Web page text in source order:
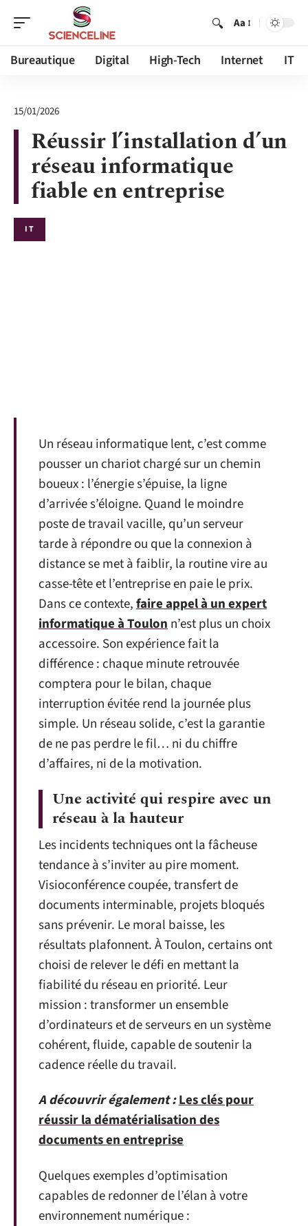
Aa
Bureautique Digital High-Tech Internet IT
15/01/2026
Réussir l’installation d’un
réseau informatique
fiable en entreprise
IT
Un réseau informatique lent, c’est comme
pousser un chariot chargé sur un chemin
boueux : l’énergie s’épuise, la ligne
d’arrivée s’éloigne. Quand le moindre
poste de travail vacille, qu’un serveur
tarde à répondre ou que la connexion à
distance se met à faiblir, la routine vire au
casse-tête et l’entreprise en paie le prix.
Dans ce contexte,faire appel à un expert
informatique à Toulonn’est plus un choix
accessoire. Son expérience fait la
différence : chaque minute retrouvée
comptera pour le bilan, chaque
interruption évitée rend la journée plus
simple. Un réseau solide, c’est la garantie
de ne pas perdre le fil… ni du chiffre
d’affaires, ni de la motivation.
Une activité qui respire avec un
réseau à la hauteur
Les incidents techniques ont la fâcheuse
tendance à s’inviter au pire moment.
Visioconférence coupée, transfert de
documents interminable, projets bloqués
sans prévenir. Le moral baisse, les
résultats plafonnent. À Toulon, certains ont
choisi de relever le défi en mettant la
fiabilité du réseau en priorité. Leur
mission : transformer un ensemble
d’ordinateurs et de serveurs en un système
cohérent, fluide, capable de soutenir la
cadence réelle du travail.
A découvrir également :Les clés pour
réussir la dématérialisation des
documents en entreprise
Quelques exemples d’optimisation
capables de redonner de l’élan à votre
environnement numérique :